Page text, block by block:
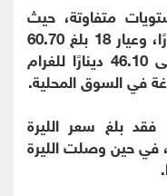
متفاوتة، حيث
سجل سعر عيار 24 نحو 78.40 دينارًا، وعيار 18 بلغ 60.70
دينارًا، فيما وصل سعر عيار 14 إلى 46.10 دينارًا للغرام
في السوق المحلية.
بلغ سعر الليرة
نحو 477 دينارًا، في حين وصلت الليرة